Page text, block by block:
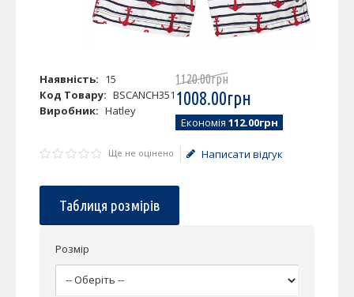
Наявність: 15
Код Товару: BSCANCH351
Виробник: Hatley
1120.00грн
1008.00грн
Економія 112.00грн
Ще не оцінено Написати відгук
Таблиця розмірів
Розмір